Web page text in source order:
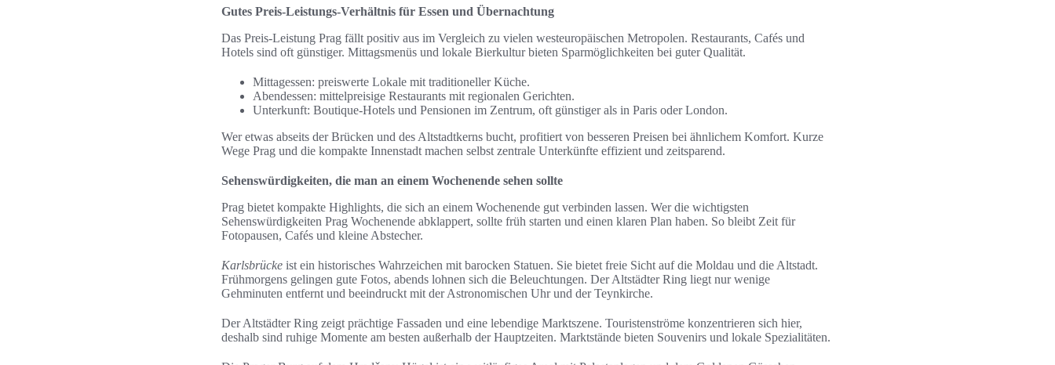
Gutes Preis-Leistungs-Verhältnis für Essen und Übernachtung
Das Preis-Leistung Prag fällt positiv aus im Vergleich zu vielen westeuropäischen Metropolen. Restaurants, Cafés und
Hotels sind oft günstiger. Mittagsmenüs und lokale Bierkultur bieten Sparmöglichkeiten bei guter Qualität.
Mittagessen: preiswerte Lokale mit traditioneller Küche.
Abendessen: mittelpreisige Restaurants mit regionalen Gerichten.
Unterkunft: Boutique-Hotels und Pensionen im Zentrum, oft günstiger als in Paris oder London.
Wer etwas abseits der Brücken und des Altstadtkerns bucht, profitiert von besseren Preisen bei ähnlichem Komfort. Kurze
Wege Prag und die kompakte Innenstadt machen selbst zentrale Unterkünfte effizient und zeitsparend.
Sehenswürdigkeiten, die man an einem Wochenende sehen sollte
Prag bietet kompakte Highlights, die sich an einem Wochenende gut verbinden lassen. Wer die wichtigsten
Sehenswürdigkeiten Prag Wochenende abklappert, sollte früh starten und einen klaren Plan haben. So bleibt Zeit für
Fotopausen, Cafés und kleine Abstecher.
Karlsbrücke ist ein historisches Wahrzeichen mit barocken Statuen. Sie bietet freie Sicht auf die Moldau und die Altstadt.
Frühmorgens gelingen gute Fotos, abends lohnen sich die Beleuchtungen. Der Altstädter Ring liegt nur wenige
Gehminuten entfernt und beeindruckt mit der Astronomischen Uhr und der Teynkirche.
Der Altstädter Ring zeigt prächtige Fassaden und eine lebendige Marktszene. Touristenströme konzentrieren sich hier,
deshalb sind ruhige Momente am besten außerhalb der Hauptzeiten. Marktstände bieten Souvenirs und lokale Spezialitäten.